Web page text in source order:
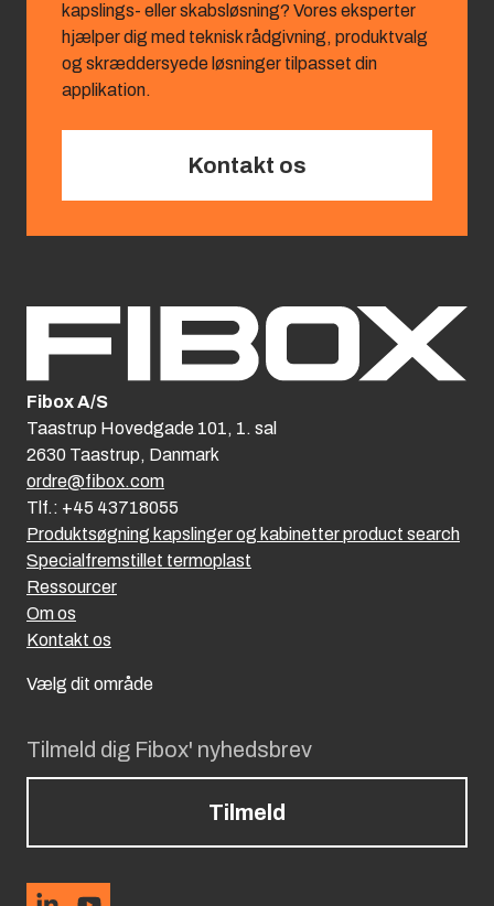
kapslings‑ eller skabsløsning? Vores eksperter
hjælper dig med teknisk rådgivning, produktvalg
og skræddersyede løsninger tilpasset din
applikation.
Kontakt os
Tilmeld dig Fibox' nyhedsbrev
Tilmeld
Produktsøgning kapslinger og kabinetter product search
Specialfremstillet termoplast
Ressourcer
Om os
Kontakt os
Vælg dit område
Fibox A/S
Taastrup Hovedgade 101, 1. sal
2630 Taastrup, Danmark
ordre@fibox.com
Tlf.: +45 43718055